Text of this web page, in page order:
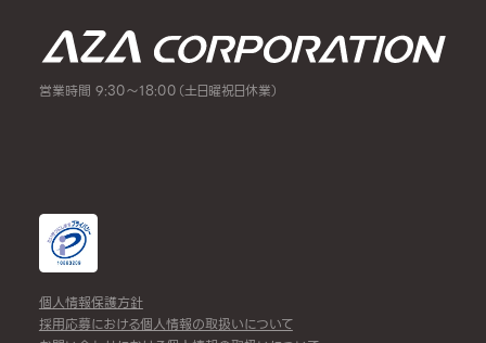
営業時間 9:30～18:00（土日曜祝日休業）
個人情報保護方針
採用応募における個人情報の取扱いについて